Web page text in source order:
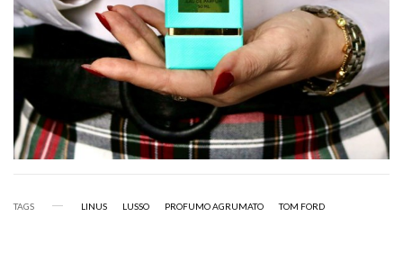
TAGS LINUS LUSSO PROFUMO AGRUMATO TOM FORD